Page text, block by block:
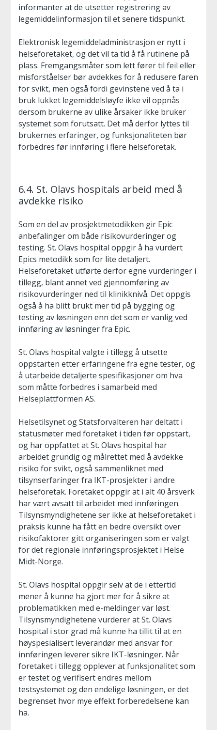
informanter at de utsetter registrering av
legemiddelinformasjon til et senere tidspunkt.
Elektronisk legemiddeladministrasjon er nytt i
helseforetaket, og det vil ta tid å få rutinene på
plass. Fremgangsmåter som lett fører til feil eller
misforståelser bør avdekkes for å redusere faren
for svikt, men også fordi gevinstene ved å ta i
bruk lukket legemiddelsløyfe ikke vil oppnås
dersom brukerne av ulike årsaker ikke bruker
systemet som forutsatt. Det må derfor lyttes til
brukernes erfaringer, og funksjonaliteten bør
forbedres før innføring i flere helseforetak.
6.4. St. Olavs hospitals arbeid med å
avdekke risiko
Som en del av prosjektmetodikken gir Epic
anbefalinger om både risikovurderinger og
testing. St. Olavs hospital oppgir å ha vurdert
Epics metodikk som for lite detaljert.
Helseforetaket utførte derfor egne vurderinger i
tillegg, blant annet ved gjennomføring av
risikovurderinger ned til klinikknivå. Det oppgis
også å ha blitt brukt mer tid på bygging og
testing av løsningen enn det som er vanlig ved
innføring av løsninger fra Epic.
St. Olavs hospital valgte i tillegg å utsette
oppstarten etter erfaringene fra egne tester, og
å utarbeide detaljerte spesifikasjoner om hva
som måtte forbedres i samarbeid med
Helseplattformen AS.
Helsetilsynet og Statsforvalteren har deltatt i
statusmøter med foretaket i tiden før oppstart,
og har oppfattet at St. Olavs hospital har
arbeidet grundig og målrettet med å avdekke
risiko for svikt, også sammenliknet med
tilsynserfaringer fra IKT-prosjekter i andre
helseforetak. Foretaket oppgir at i alt 40 årsverk
har vært avsatt til arbeidet med innføringen.
Tilsynsmyndighetene ser ikke at helseforetaket i
praksis kunne ha fått en bedre oversikt over
risikofaktorer gitt organiseringen som er valgt
for det regionale innføringsprosjektet i Helse
Midt-Norge.
St. Olavs hospital oppgir selv at de i ettertid
mener å kunne ha gjort mer for å sikre at
problematikken med e-meldinger var løst.
Tilsynsmyndighetene vurderer at St. Olavs
hospital i stor grad må kunne ha tillit til at en
høyspesialisert leverandør med ansvar for
innføringen leverer sikre IKT-løsninger. Når
foretaket i tillegg opplever at funksjonalitet som
er testet og verifisert endres mellom
testsystemet og den endelige løsningen, er det
begrenset hvor mye effekt forberedelsene kan
ha.